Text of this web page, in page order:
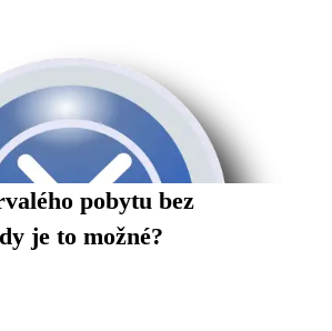
pobytu bez
je to možné?